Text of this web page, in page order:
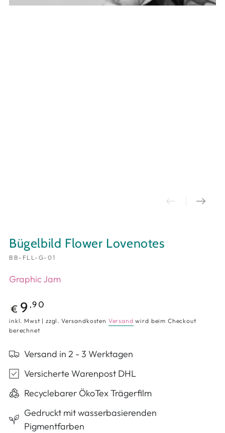
Bügelbild Flower Lovenotes
BB-FLL-G-01
Graphic Jam
Regulärer Preis
€ 9 ,90
inkl. Mwst | zzgl. Versandkosten Versand wird beim Checkout
berechnet
Versand in 2 - 3 Werktagen
Versicherte Warenpost DHL
Recyclebarer ÖkoTex Trägerfilm
Gedruckt mit wasserbasierenden
Pigmentfarben